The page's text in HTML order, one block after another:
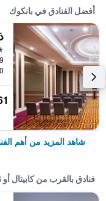
أفضل الفنادق في بانكوك
5 نجوم
0.0
شاهد المزيد من أهم
فنادق بالقرب من كابيتال أو 564 ناتشر بوتيك هوتل